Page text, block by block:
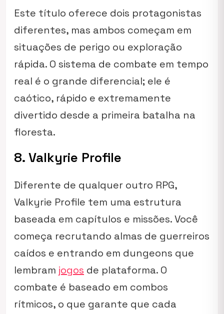
Este título oferece dois protagonistas
diferentes, mas ambos começam em
situações de perigo ou exploração
rápida. O sistema de combate em tempo
real é o grande diferencial; ele é
caótico, rápido e extremamente
divertido desde a primeira batalha na
floresta.
8. Valkyrie Profile
Diferente de qualquer outro RPG,
Valkyrie Profile tem uma estrutura
baseada em capítulos e missões. Você
começa recrutando almas de guerreiros
caídos e entrando em dungeons que
lembram jogos de plataforma. O
combate é baseado em combos
rítmicos, o que garante que cada